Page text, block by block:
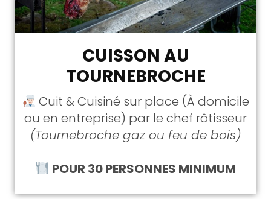
CUISSON AU
TOURNEBROCHE
Cuit & Cuisiné sur place (À domicile
ou en entreprise) par le chef rôtisseur
(Tournebroche gaz ou feu de bois)
POUR 30 PERSONNES MINIMUM